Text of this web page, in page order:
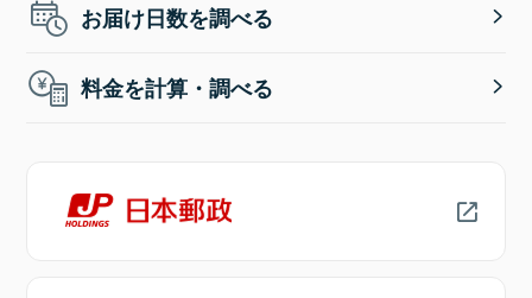
お届け日数を調べる
料金を計算・調べる